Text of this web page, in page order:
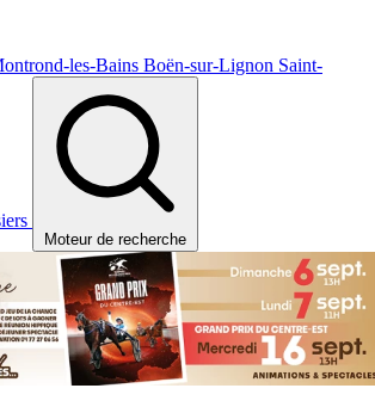
les-Bains Boën-sur-Lignon Saint-
Moteur de recherche